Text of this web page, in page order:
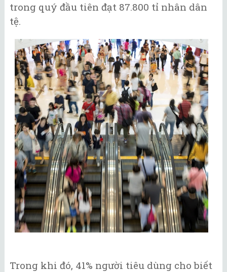
trong quý đầu tiên đạt 87.800 tỉ nhân dân
tệ.
Trong khi đó, 41% người tiêu dùng cho biết